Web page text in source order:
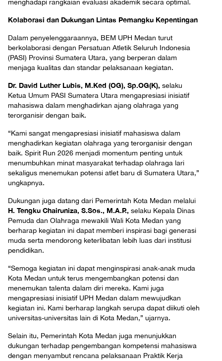
menghadapi rangkaian evaluasi akademik secara optimal.
Kolaborasi dan Dukungan Lintas Pemangku Kepentingan
Dalam penyelenggaraannya, BEM UPH Medan turut
berkolaborasi dengan Persatuan Atletik Seluruh Indonesia
(PASI) Provinsi Sumatera Utara, yang berperan dalam
menjaga kualitas dan standar pelaksanaan kegiatan.
Dr. David Luther Lubis, M.Ked (OG), Sp.OG(K), selaku
Ketua Umum PASI Sumatera Utara mengapresiasi inisiatif
mahasiswa dalam menghadirkan ajang olahraga yang
terorganisir dengan baik.
“Kami sangat mengapresiasi inisiatif mahasiswa dalam
menghadirkan kegiatan olahraga yang terorganisir dengan
baik. Spirit Run 2026 menjadi momentum penting untuk
menumbuhkan minat masyarakat terhadap olahraga lari
sekaligus menemukan potensi atlet baru di Sumatera Utara,”
ungkapnya.
Dukungan juga datang dari Pemerintah Kota Medan melalui
H. Tengku Chairuniza, S.Sos., M.A.P., selaku Kepala Dinas
Pemuda dan Olahraga mewakili Wali Kota Medan yang
berharap kegiatan ini dapat memberi inspirasi bagi generasi
muda serta mendorong keterlibatan lebih luas dari institusi
pendidikan.
“Semoga kegiatan ini dapat menginspirasi anak-anak muda
Kota Medan untuk terus mengembangkan potensi dan
menemukan talenta dalam diri mereka. Kami juga
mengapresiasi inisiatif UPH Medan dalam mewujudkan
kegiatan ini. Kami berharap langkah serupa dapat diikuti oleh
universitas-universitas lain di Kota Medan,” ujarnya.
Selain itu, Pemerintah Kota Medan juga menunjukkan
dukungan terhadap pengembangan kompetensi mahasiswa
dengan menyambut rencana pelaksanaan Praktik Kerja